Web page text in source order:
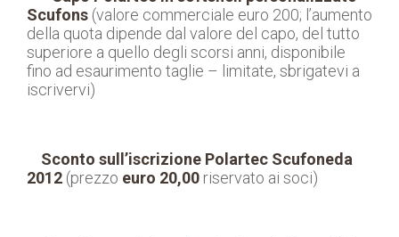
Scufons (valore commerciale euro 200; l’aumento
della quota dipende dal valore del capo, del tutto
superiore a quello degli scorsi anni, disponibile
fino ad esaurimento taglie – limitate, sbrigatevi a
iscrivervi)
Sconto sull’iscrizione Polartec Scufoneda
2012 (prezzo euro 20,00 riservato ai soci)